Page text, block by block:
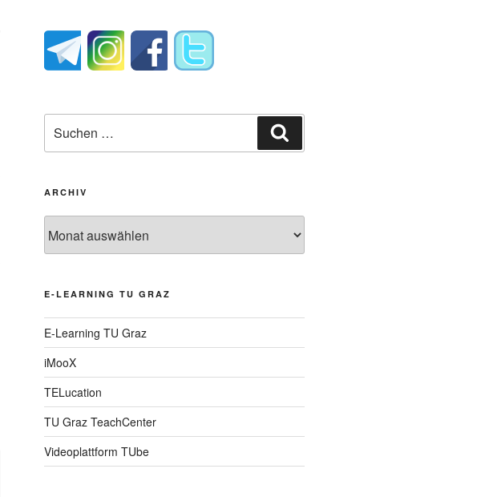
nach:
ARCHIV
E-LEARNING TU GRAZ
E-Learning TU Graz
iMooX
TELucation
TU Graz TeachCenter
Videoplattform TUbe